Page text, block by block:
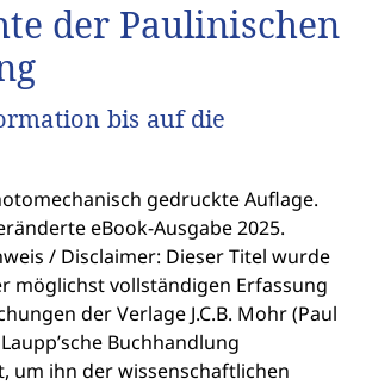
der Paulinischen
bis auf die
gedruckte Auflage.
eBook-Ausgabe 2025.
/ Disclaimer: Dieser Titel wurde
möglichst vollständigen Erfassung
der Verlage J.C.B. Mohr (Paul
Buchhandlung
um ihn der wissenschaftlichen